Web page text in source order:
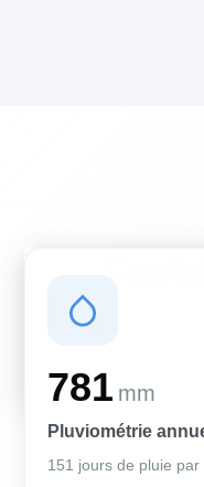
Des conditions qui
781 mm
Pluviométrie
151 jours de pluie par